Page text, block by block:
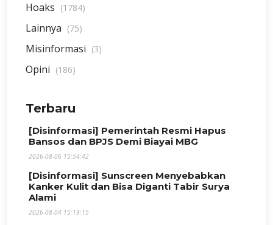
Hoaks (1784)
Lainnya (75)
Misinformasi (3)
Opini (186)
Terbaru
[Disinformasi] Pemerintah Resmi Hapus
Bansos dan BPJS Demi Biayai MBG
2026-08-06 15:54:42
[Disinformasi] Sunscreen Menyebabkan
Kanker Kulit dan Bisa Diganti Tabir Surya
Alami
2026-08-04 15:19:15